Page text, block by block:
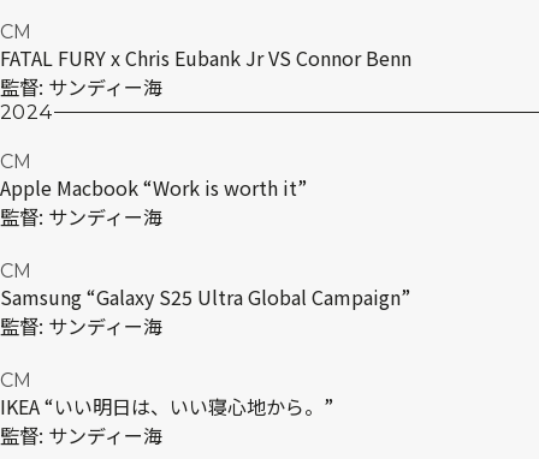
CM
FATAL FURY x Chris Eubank Jr VS Connor Benn
監督: サンディー海
2024
CM
Apple Macbook “Work is worth it”
監督: サンディー海
CM
Samsung “Galaxy S25 Ultra Global Campaign”
監督: サンディー海
CM
IKEA “いい明日は、いい寝心地から。”
監督: サンディー海